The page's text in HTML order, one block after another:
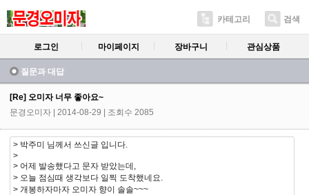
카테고리 검색
로그인 마이페이지 장바구니 관심상품
질문과 대답
[Re] 오미자 너무 좋아요~
문경오미자
| 2014-08-29 | 조회수 2085
> 박주미 님께서 쓰신글 입니다.
>
> 어제 발송했다고 문자 받았는데,
> 오늘 점심때 생각보다 일찍 도착했네요.
> 개봉하자마자 오미자 향이 솔솔~~~